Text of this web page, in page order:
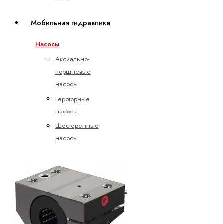
Мобильная гидравлика
Насосы
Аксиально-
поршневые
насосы
Героторные
насосы
Шестеренные
насосы
зацеплением
Электрогидравлические
насосы